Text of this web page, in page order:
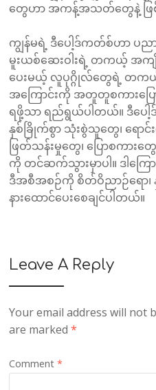
တွေဟာ အကန့်အသတ်တွေနဲ့ ဖြ
ကျွန်မရဲ့ ဒီပေါ့ဒ်ကတ်စ်ဟာ ပ
မူးယစ်ဆေးဝါးရဲ့ တကယ့် အကျိုး
ပေးမယ့် လူပုဂ္ဂိုလ်တွေရဲ့ တက
အကြောင်းကို အတူတူစကားပြ
ရဖို့သာ ရည်ရွယ်ပါတယ်။ ဒီပေါ့
နှစ်ခြိုက်စွာ သုံးစွဲသူတွေ၊ ရေ
ဖြတ်သန်းမှုတွေ၊ ပြောစကား
ကို တင်ဆက်သွားမှာပါ။ ဒါကြေ
ဒီအစီအစဉ်ကို စိတ်ဝိညာဉ်ရော၊
နားထောင်ပေးစေချင်ပါတယ်။
Leave A Reply
Your email address will not
are marked*
Comment*